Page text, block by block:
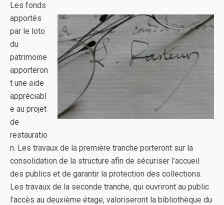
Les fonds
apportés
par le loto
du
patrimoine
apporteron
t une aide
appréciabl
e au projet
de
restauratio
n. Les travaux de la première tranche porteront sur la
consolidation de la structure afin de sécuriser l’accueil
des publics et de garantir la protection des collections.
Les travaux de la seconde tranche, qui ouvriront au public
l’accès au deuxième étage, valoriseront la bibliothèque du